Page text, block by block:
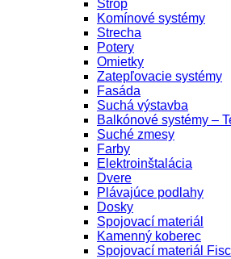
Strop
Komínové systémy
Strecha
Potery
Omietky
Zatepľovacie systémy
Fasáda
Suchá výstavba
Balkónové systémy –
Suché zmesy
Farby
Elektroinštalácia
Dvere
Plávajúce podlahy
Dosky
Spojovací materiál
Kamenný koberec
Spojovací materiál